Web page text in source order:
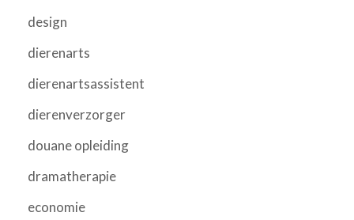
design
dierenarts
dierenartsassistent
dierenverzorger
douane opleiding
dramatherapie
economie